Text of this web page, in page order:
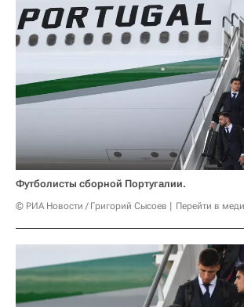
Футболисты сборной Португалии.
© РИА Новости / Григорий Сысоев Перейти в